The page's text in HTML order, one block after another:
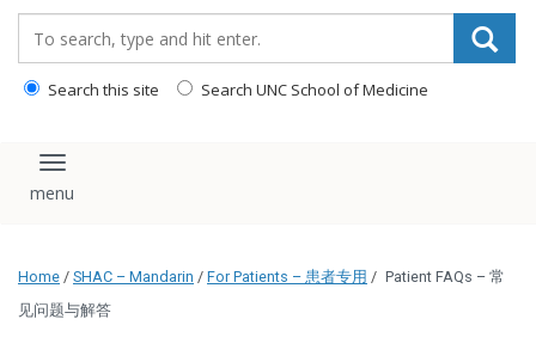
Search this site Search UNC School of Medicine
Toggle navigation
Home / SHAC – Mandarin / For Patients – 患者专用 / Patient FAQs – 常
见问题与解答